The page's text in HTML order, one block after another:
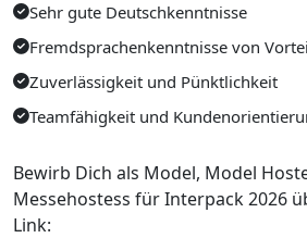
Sehr gute Deutschkenntnisse
Fremdsprachenkenntnisse von
Zuverlässigkeit und Pünktlichkeit
Teamfähigkeit und
Bewirb Dich als Model, Model
Messehostess für Interpack 2026
Link: